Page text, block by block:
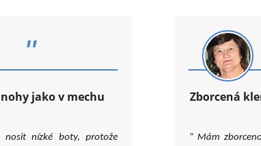
"
jako v mechu
nosit nízké boty, protože
Zborcená
" Mám